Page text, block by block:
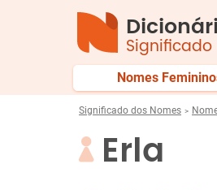
Nomes
Significado dos Nomes
Erla